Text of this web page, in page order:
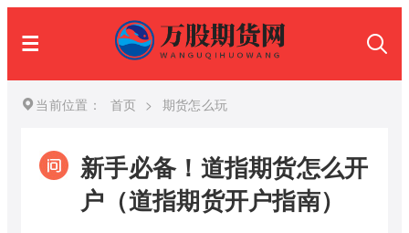
当前位置： 首页 > 期货怎么玩
新手必备！道指期货怎么开
户（道指期货开户指南）